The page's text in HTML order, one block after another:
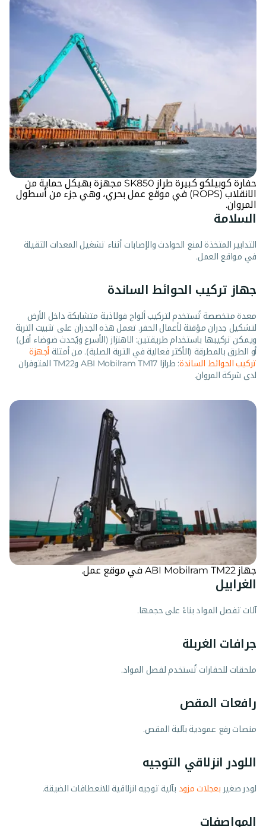
حفارة كوبيلكو كبيرة طراز SK850 مجهزة بهيكل حماية من
الانقلاب (ROPS) في موقع عمل بحري، وهي جزء من أسطول
المروان.
السلامة
التدابير المتخذة لمنع الحوادث والإصابات أثناء تشغيل المعدات الثقيلة
في مواقع العمل.
جهاز تركيب الحوائط الساندة
معدة متخصصة تُستخدم لتركيب ألواح فولاذية متشابكة داخل الأرض
لتشكيل جدران مؤقتة لأعمال الحفر. تعمل هذه الجدران على تثبيت التربة
ويمكن تركيبها باستخدام طريقتين: الاهتزاز (الأسرع ويُحدث ضوضاء أقل)
أو الطرق بالمطرقة (الأكثر فعالية في التربة الصلبة). من أمثلة أجهزة
تركيب الحوائط الساندة
: طرازا ABI Mobilram TM17 وTM22 المتوفران
لدى شركة المروان.
جهاز ABI Mobilram TM22 في موقع عمل.
الغرابيل
آلات تفصل المواد بناءً على حجمها.
جرافات الغربلة
ملحقات للحفارات تُستخدم لفصل المواد.
رافعات المقص
منصات رفع عمودية بآلية المقص.
اللودر انزلاقي التوجيه
لودر صغير بعجلات مزود بآلية توجيه انزلاقية للانعطافات الضيقة.
المواصفات